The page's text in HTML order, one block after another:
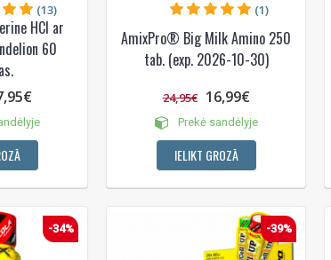
HCl ar
60
(13)
AmixPro® Big Milk Amino 250
tab. (exp. 2026-10-30)
(1)
24,95€ 16,99€
Prekė sandėlyje
IELIKT GROZĀ
-34% -39%